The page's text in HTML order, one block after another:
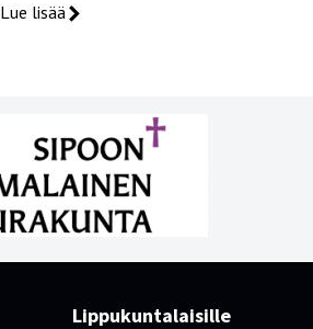
Lue lisää
Lippukuntalaisille